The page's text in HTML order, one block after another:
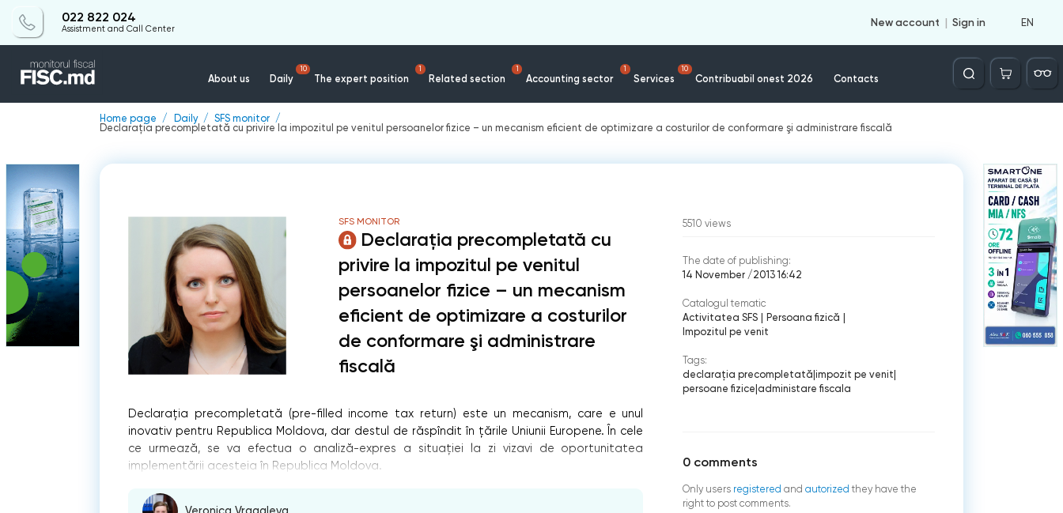
022 822 024
Assistment and Call Center
New account Sign in EN
About us Daily
10
The expert position
1
Related section
1
Accounting sector
1
Services
10
Contribuabil onest 2026 Contacts
Căutare
Home page Daily
SFS monitor
Declaraţia precompletată cu privire la impozitul pe venitul persoanelor fizice – un mecanism eficient de optimizare a costurilor de conformare şi administrare fiscală
SFS MONITOR
Declaraţia precompletată cu
privire la impozitul pe venitul
persoanelor fizice – un mecanism
eficient de optimizare a costurilor
de conformare şi administrare
fiscală
Declaraţia precompletată (pre-filled income tax return) este un mecanism, care e unul
inovativ pentru Republica Moldova, dar destul de răspîndit în ţările Uniunii Europene. În cele
ce urmează, se va efectua o analiză-expres a situaţiei la zi vizavi de oportunitatea
implementării acesteia în Republica Moldova.
5510 views
The date of publishing:
14 November /2013 16:42
Catalogul tematic
Activitatea SFS
Persoana fizică
Impozitul pe venit
Tags:
declaraţia precompletată impozit pe venit
persoane fizice administare fiscala
0 comments
Only users registered and autorized they have the
right to post comments.